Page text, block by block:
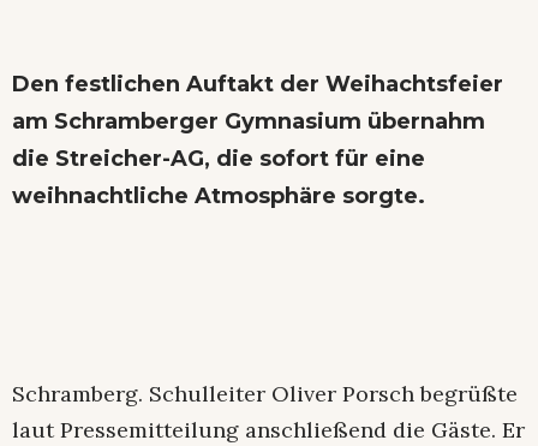
Den festlichen Auftakt der Weihachtsfeier
am Schramberger Gymnasium übernahm
die Streicher-AG, die sofort für eine
weihnachtliche Atmosphäre sorgte.
Schramberg. Schulleiter Oliver Porsch begrüßte
laut Pressemitteilung anschließend die Gäste. Er